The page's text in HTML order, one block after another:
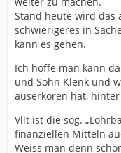
Stand heute wird das
schwierigeres in
kann es gehen.
Ich hoffe man kann
und Sohn Klenk und
auserkoren hat,
Vllt ist die sog.
finanziellen Mitteln
Weiss man denn